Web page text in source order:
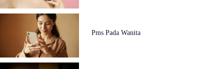
Pms Pada Wanita